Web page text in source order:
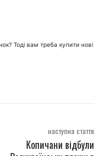
Тоді вам треба купити нові
наступна стаття
Копичани відбули